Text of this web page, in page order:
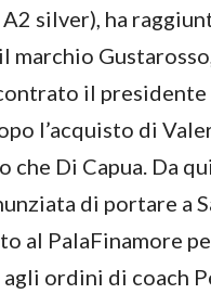
silver), ha
marchio
il presidente
l’acquisto di
che Di Capua. Da
di portare a
al PalaFinamore
ordini di coach